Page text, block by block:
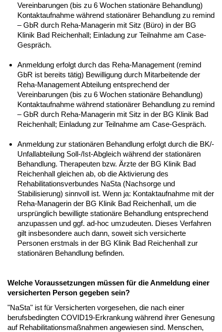
Vereinbarungen (bis zu 6 Wochen stationäre Behandlung)
Kontaktaufnahme während stationärer Behandlung zu remind
– GbR durch Reha-Managerin mit Sitz (Büro) in der BG
Klinik Bad Reichenhall; Einladung zur Teilnahme am Case-
Gespräch.
Anmeldung erfolgt durch das Reha-Management (remind
GbR ist bereits tätig) Bewilligung durch Mitarbeitende der
Reha-Management Abteilung entsprechend der
Vereinbarungen (bis zu 6 Wochen stationäre Behandlung)
Kontaktaufnahme während stationärer Behandlung zu remind
– GbR durch Reha-Managerin mit Sitz in der BG Klinik Bad
Reichenhall; Einladung zur Teilnahme am Case-Gespräch.
Anmeldung zur stationären Behandlung erfolgt durch die BK/-
Unfallabteilung Soll-/Ist-Abgleich während der stationären
Behandlung. Therapeuten bzw. Ärzte der BG Klinik Bad
Reichenhall gleichen ab, ob die Aktivierung des
Rehabilitationsverbundes NaSta (Nachsorge und
Stabilisierung) sinnvoll ist. Wenn ja: Kontaktaufnahme mit der
Reha-Managerin der BG Klinik Bad Reichenhall, um die
ursprünglich bewilligte stationäre Behandlung entsprechend
anzupassen und ggf. ad-hoc umzudeuten. Dieses Verfahren
gilt insbesondere auch dann, soweit sich versicherte
Personen erstmals in der BG Klinik Bad Reichenhall zur
stationären Behandlung befinden.
Welche Voraussetzungen müssen für die Anmeldung einer
versicherten Person gegeben sein?
"NaSta" ist für Versicherten vorgesehen, die nach einer
berufsbedingten COVID19-Erkrankung während ihrer Genesung
auf Rehabilitationsmaßnahmen angewiesen sind. Menschen,